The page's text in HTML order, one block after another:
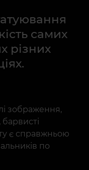
самих
різних
зображення,
є справжньою
по